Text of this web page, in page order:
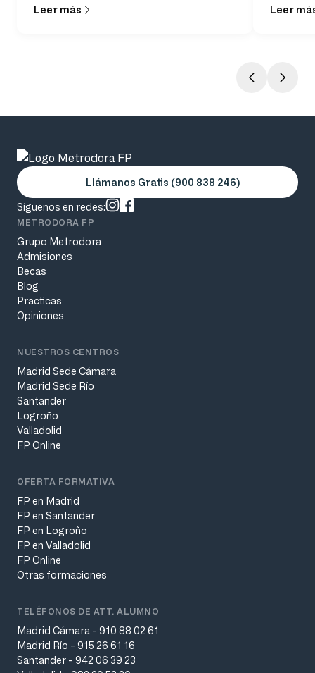
Leer más Leer
Llámanos Gratis (900 838 246)
Síguenos en redes:
METRODORA FP
Grupo Metrodora
Admisiones
Becas
Blog
Practicas
Opiniones
NUESTROS CENTROS
Madrid Sede Cámara
Madrid Sede Río
Santander
Logroño
Valladolid
FP Online
OFERTA FORMATIVA
FP en Madrid
FP en Santander
FP en Logroño
FP en Valladolid
FP Online
Otras formaciones
TELÉFONOS DE ATT. ALUMNO
Madrid Cámara - 910 88 02 61
Madrid Río - 915 26 61 16
Santander - 942 06 39 23